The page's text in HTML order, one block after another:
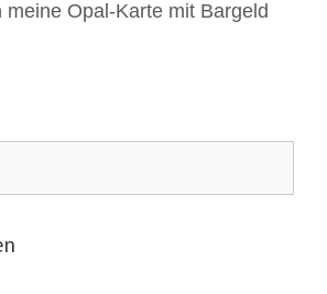
meine Opal-Karte mit Bargeld